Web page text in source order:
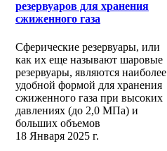
резервуаров для хранения
сжиженного газа
Сферические резервуары, или
как их еще называют шаровые
резервуары, являются наиболее
удобной формой для хранения
сжиженного газа при высоких
давлениях (до 2,0 МПа) и
больших объемов
18 Января 2025 г.